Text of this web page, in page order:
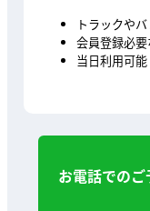
トラックや
会員登録必要
当日利用可能
お電話での